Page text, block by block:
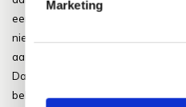
Marketing
een minder hoogwaardig product
niet goed je geld meestal
aankoop.
Daarnaast zijn goedkope
bekende postorderbedrijven in